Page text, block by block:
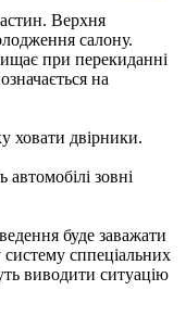
Верхня
салону.
при перекиданні
на
ховати двірники.
зовні
буде заважати
систему сппеціальних
виводити ситуацію